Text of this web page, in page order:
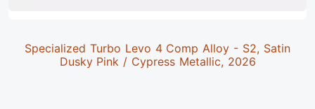
Specialized Turbo Levo 4 Comp Alloy - S2, Satin
Dusky Pink / Cypress Metallic, 2026